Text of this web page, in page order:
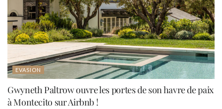
EVASION
Gwyneth Paltrow ouvre les portes de son havre de paix
à Montecito sur Airbnb !